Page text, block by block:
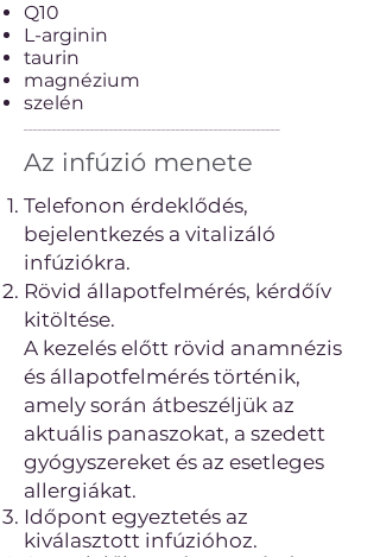
Q10
L-arginin
taurin
magnézium
szelén
──────────────────────────────────────────────────────
Az infúzió menete
Telefonon érdeklődés,
bejelentkezés a vitalizáló
infúziókra.
Rövid állapotfelmérés, kérdőív
kitöltése.
A kezelés előtt rövid anamnézis
és állapotfelmérés történik,
amely során átbeszéljük az
aktuális panaszokat, a szedett
gyógyszereket és az esetleges
allergiákat.
Időpont egyeztetés az
kiválasztott infúzióhoz.